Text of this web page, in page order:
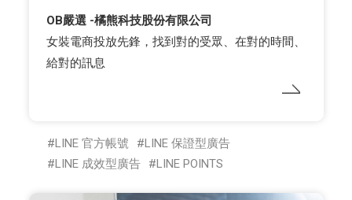
OB嚴選 -橘熊科技股份有限公司
女裝電商投放先鋒，找到對的受眾、在對的時間、
給對的訊息
LINE 官方帳號
LINE 保證型廣告
LINE 成效型廣告
LINE POINTS